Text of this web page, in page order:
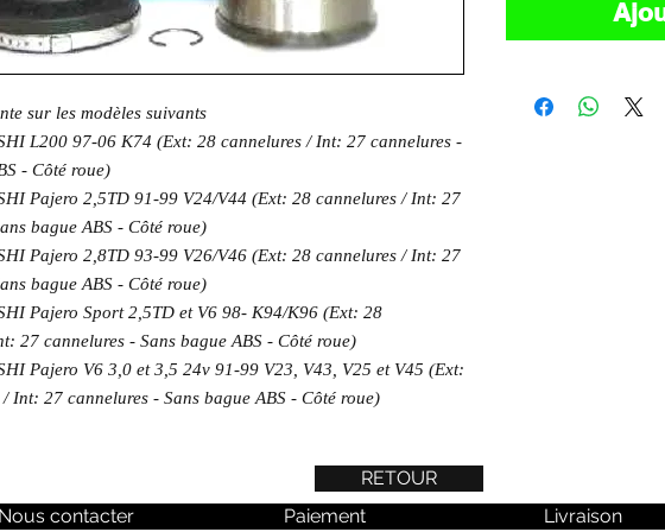
sur les modèles suivants
L200 97-06 K74 (Ext: 28 cannelures / Int: 27 cannelures -
- Côté roue)
Pajero 2,5TD 91-99 V24/V44 (Ext: 28 cannelures / Int: 27
bague ABS - Côté roue)
Pajero 2,8TD 93-99 V26/V46 (Ext: 28 cannelures / Int: 27
bague ABS - Côté roue)
Pajero Sport 2,5TD et V6 98- K94/K96 (Ext: 28
27 cannelures - Sans bague ABS - Côté roue)
Pajero V6 3,0 et 3,5 24v 91-99 V23, V43, V25 et V45 (Ext:
Int: 27 cannelures - Sans bague ABS - Côté roue)
RETOUR
Nous contacter Paiement Livraison